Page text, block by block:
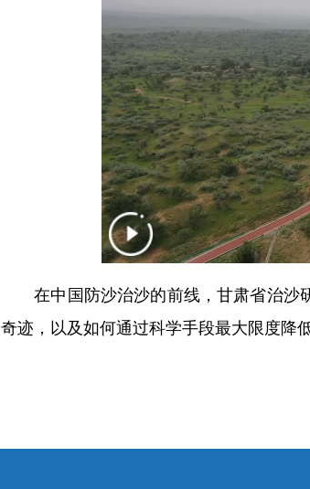
在中国防沙治沙的前线，甘肃省治沙研
奇迹，以及如何通过科学手段最大限度降